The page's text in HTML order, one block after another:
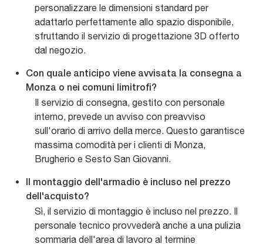
personalizzare le dimensioni standard per
adattarlo perfettamente allo spazio disponibile,
sfruttando il servizio di progettazione 3D offerto
dal negozio.
Con quale anticipo viene avvisata la consegna a
Monza o nei comuni limitrofi?
Il servizio di consegna, gestito con personale
interno, prevede un avviso con preavviso
sull'orario di arrivo della merce. Questo garantisce
massima comodità per i clienti di Monza,
Brugherio e Sesto San Giovanni.
Il montaggio dell'armadio è incluso nel prezzo
dell'acquisto?
Sì, il servizio di montaggio è incluso nel prezzo. Il
personale tecnico provvederà anche a una pulizia
sommaria dell'area di lavoro al termine